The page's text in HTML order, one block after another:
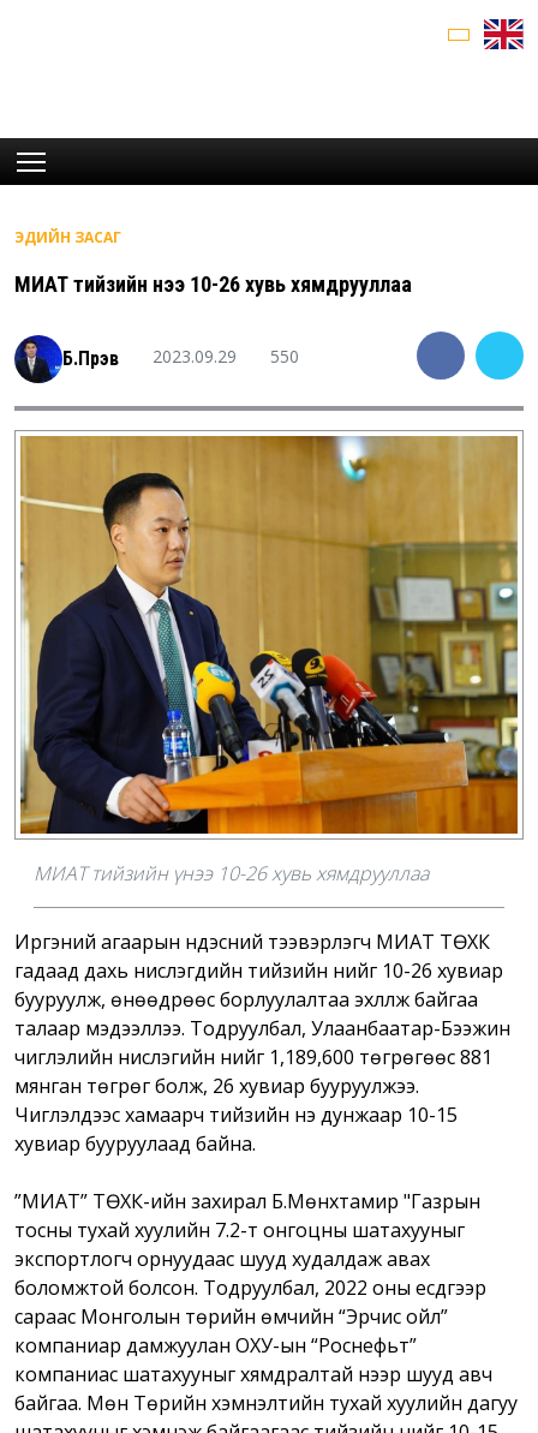
ЭДИЙН ЗАСАГ
МИАТ тийзийн үнээ 10-26 хувь хямдрууллаа
Б.Пүрэв 2023.09.29 550
МИАТ тийзийн үнээ 10-26 хувь хямдрууллаа
Иргэний агаарын үндэсний тээвэрлэгч МИАТ ТӨХК
гадаад дахь нислэгүүдийн тийзийн үнийг 10-26 хувиар
бууруулж, өнөөдрөөс борлуулалтаа эхлүүлж байгаа
талаар мэдээллээ. Тодруулбал, Улаанбаатар-Бээжин
чиглэлийн нислэгийн үнийг 1,189,600 төгрөгөөс 881
мянган төгрөг болж, 26 хувиар бууруулжээ.
Чиглэлүүдээс хамаарч тийзийн үнэ дунжаар 10-15
хувиар бууруулаад байна.
”МИАТ” ТӨХК-ийн захирал Б.Мөнхтамир "Газрын
тосны тухай хуулийн 7.2-т онгоцны шатахууныг
экспортлогч орнуудаас шууд худалдаж авах
боломжтой болсон. Тодруулбал, 2022 оны есдүгээр
сараас Монголын төрийн өмчийн “Эрчис ойл”
компаниар дамжуулан ОХУ-ын “Роснефьт”
компаниас шатахууныг хямдралтай үнээр шууд авч
байгаа. Мөн Төрийн хэмнэлтийн тухай хуулийн дагуу